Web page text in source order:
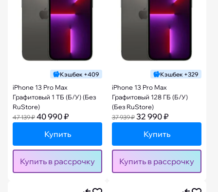
Кэшбек +409
iPhone 13 Pro Max
Графитовый 1 ТБ (Б/У) (Без
RuStore)
47 139 ₽ 40 990 ₽
Купить
Купить в рассрочку
Кэшбек +329
iPhone 13 Pro Max
Графитовый 128 ГБ (Б/У)
(Без RuStore)
37 939 ₽ 32 990 ₽
Купить
Купить в рассрочку